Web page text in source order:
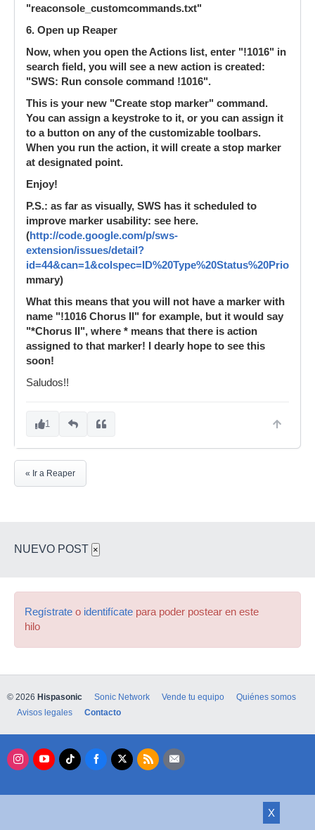
"reaconsole_customcommands.txt"
6. Open up Reaper
Now, when you open the Actions list, enter "!1016" in
search field, you will see a new action is created:
"SWS: Run console command !1016".
This is your new "Create stop marker" command.
You can assign a keystroke to it, or you can assign it
to a button on any of the customizable toolbars.
When you run the action, it will create a stop marker
at designated point.
Enjoy!
P.S.: as far as visually, SWS has it scheduled to
improve marker usability: see here.
(http://code.google.com/p/sws-
extension/issues/detail?
mmary)
What this means that you will not have a marker with
name "!1016 Chorus II" for example, but it would say
"*Chorus II", where * means that there is action
assigned to that marker! I dearly hope to see this
soon!
Saludos!!
1
« Ir a Reaper
NUEVO POST ×
Regístrate o identifícate para poder postear en este
hilo
X
© 2026 Hispasonic Sonic Network Vende tu equipo
Quiénes somos
Avisos legales
Contacto